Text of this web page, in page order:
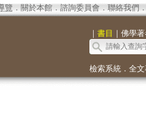
覽 ． 關於本館． 諮詢委員會． 聯絡我們 ．
｜ 書目 ｜ 佛學著
檢索系統． 全